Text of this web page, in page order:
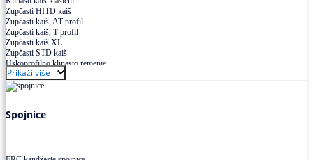
Zupčasti HITD kaiš
Zupčasti kaiš, AT profil
Zupčasti kaiš, T profil
Zupčasti kaiš XL
Zupčasti STD kaiš
Uskoprofilno klinasto remenje
Uskoprofilno klinasto remenje spojeno
Uskoprofilno klinasto remenje XP extra power
Višekanalno remenje PJ,PK
Prikaži više
Spojnice